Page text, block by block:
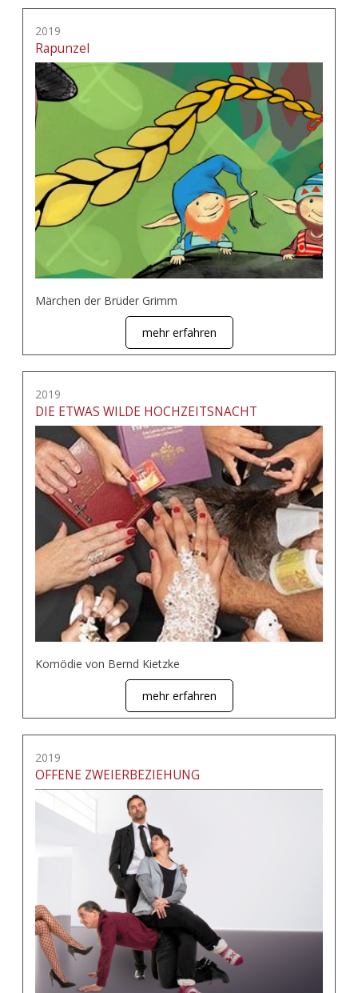
2019
Rapunzel
Märchen der Brüder Grimm
mehr erfahren
2019
DIE ETWAS WILDE HOCHZEITSNACHT
Komödie von Bernd Kietzke
mehr erfahren
2019
OFFENE ZWEIERBEZIEHUNG